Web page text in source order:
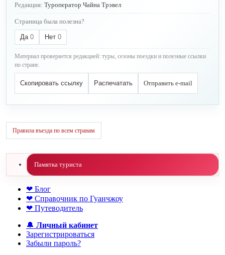
Редакция: Туроператор Чайна Трэвел
Страница была полезна?
Да 0 Нет 0
Материал проверяется редакцией: туры, сезоны поездки и полезные ссылки
по стране.
Скопировать ссылку Распечатать Отправить e-mail
Правила въезда по всем странам
Памятка туриста
❤ Блог
❤ Справочник по Гуанчжоу
❤ Путеводитель
🔔 Личный кабинет
Зарегистрироваться
Забыли пароль?